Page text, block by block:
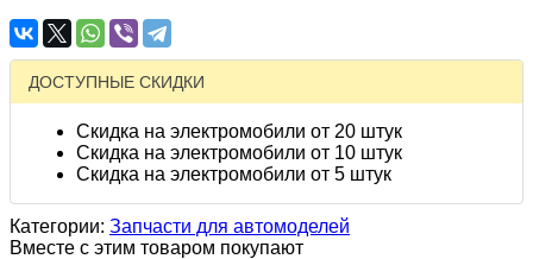
ДОСТУПНЫЕ СКИДКИ
Скидка на электромобили от 20 штук
Скидка на электромобили от 10 штук
Скидка на электромобили от 5 штук
Категории: Запчасти для автомоделей
Вместе с этим товаром покупают